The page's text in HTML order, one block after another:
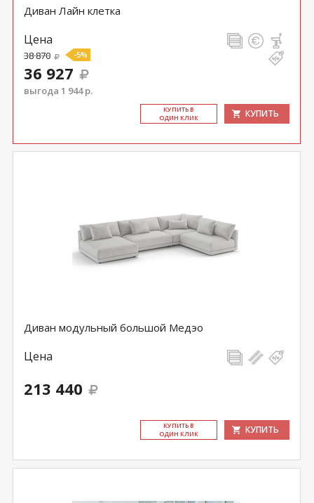
Диван Лайн клетка
Цена
38 870 -5%
36 927
выгода 1 944 р.
КУ­ПИТЬ В
ОДИН КЛИК
КУПИТЬ
Диван модульный большой Медэо
Цена
213 440
КУ­ПИТЬ В
ОДИН КЛИК
КУПИТЬ